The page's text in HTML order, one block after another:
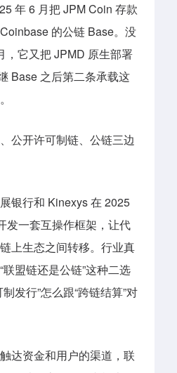
年 6 月把 JPM Coin 存款
的公链 Base。没
，它又把 JPMD 原生部署
Base 之后第二条承载这
公开许可制链、公链三边
银行和 Kinexys 在 2025
发一套互操作框架，让代
上生态之间转移。行业真
盟链还是公链”这种二选
发行”怎么跟“跨链结算”对
达资金和用户的渠道，联